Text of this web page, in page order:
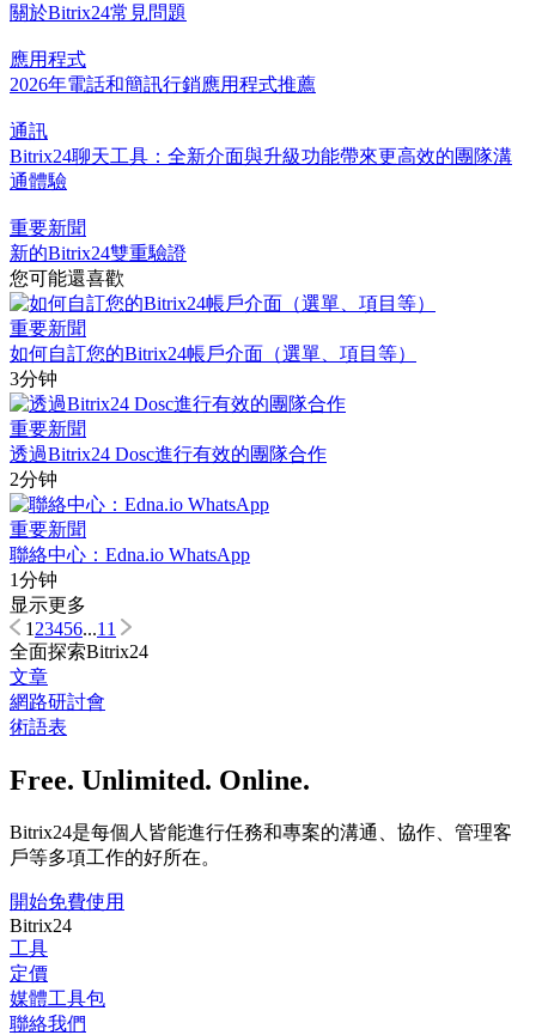
關於Bitrix24常見問題
應用程式
2026年電話和簡訊行銷應用程式推薦
通訊
Bitrix24聊天工具：全新介面與升級功能帶來更高效的團隊溝
通體驗
重要新聞
新的Bitrix24雙重驗證
您可能還喜歡
重要新聞
如何自訂您的Bitrix24帳戶介面（選單、項目等）
3分钟
重要新聞
透過Bitrix24 Dosc進行有效的團隊合作
2分钟
重要新聞
聯絡中心：Edna.io WhatsApp
1分钟
显示更多
123456...11
全面探索Bitrix24
文章
網路研討會
術語表
Free. Unlimited. Online.
Bitrix24是每個人皆能進行任務和專案的溝通、協作、管理客
戶等多項工作的好所在。
開始免費使用
Bitrix24
工具
定價
媒體工具包
聯絡我們